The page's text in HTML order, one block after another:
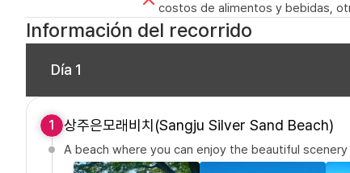
costos de alimentos y bebidas,
Información del recorrido
Día 1
1 상주은모래비치(Sangju Silver Sand Beach)
A beach where you can enjoy the beautiful